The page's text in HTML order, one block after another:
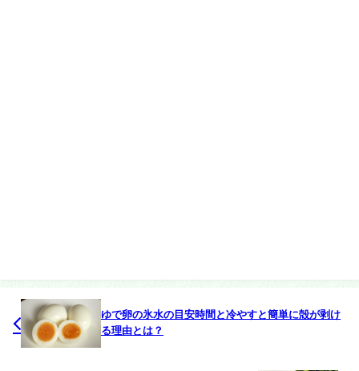
ゆで卵の氷水の目安時間と冷やすと簡単に殻が剥け
る理由とは？